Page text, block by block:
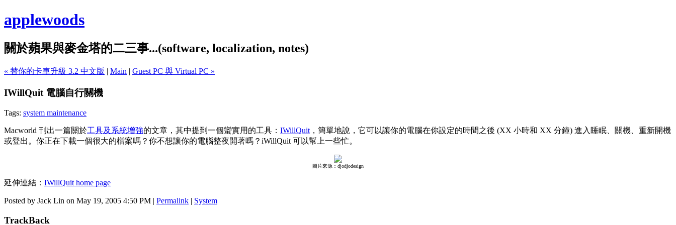
applewoods
關於蘋果與麥金塔的二三事...(software, localization, notes)
« 替你的卡車升級 3.2 中文版 | Main | Guest PC 與 Virtual PC »
IWillQuit 電腦自行關機
Tags: system maintenance
Macworld 刊出一篇關於工具及系統增強的文章，其中提到一個蠻實用的工具： IWillQuit ，簡單地說，它可以讓你的電腦在你設定的時間之後 (XX 小時和 XX 分鐘) 進入睡眠、關機、重新開機
或登出。你正在下載一個很大的檔案嗎？你不想讓你的電腦整夜開著嗎？iWillQuit 可以幫上一些忙。
圖片來源：djodjodesign
延伸連結： IWillQuit home page
Posted by Jack Lin on May 19, 2005 4:50 PM | Permalink | System
TrackBack